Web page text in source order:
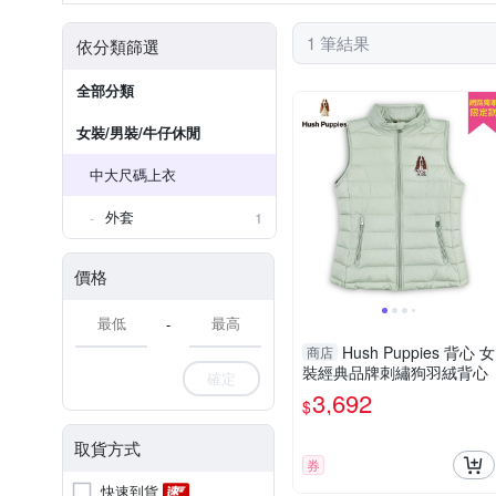
依分類篩選
全部分類
女裝/男裝/牛仔休閒
中大尺碼上衣
外套
1
價格
-
確定
取貨方式
快速到貨
1 筆結果
商店 Hush Puppies 背心 女
裝經典品牌刺繡狗羽絨背心
$3,692
券